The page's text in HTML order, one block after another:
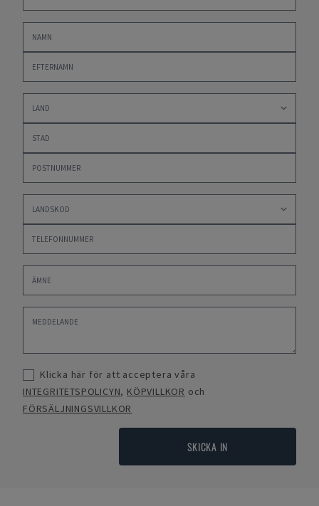
Klicka här för att acceptera våra
INTEGRITETSPOLICYN, KÖPVILLKOR och
FÖRSÄLJNINGSVILLKOR
SKICKA IN